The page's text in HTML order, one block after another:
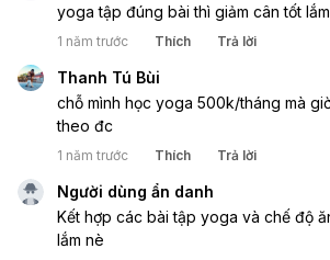
yoga tập đúng bài thì giảm cân tốt
1 năm trước Thích Trả lời
Thanh Tú Bùi
chỗ mình học yoga 500k/tháng mà
theo đc
1 năm trước Thích Trả lời
Người dùng ẩn danh
Kết hợp các bài tập yoga và chế độ
lắm nè